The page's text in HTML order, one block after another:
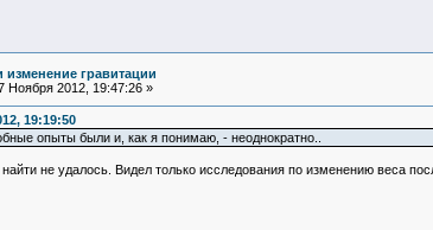
гравитации
Ноября 2012, 19:47:26 »
19:19:50
опыты были и, как я понимаю, - неоднократно..
не удалось. Видел только исследования по изменению веса